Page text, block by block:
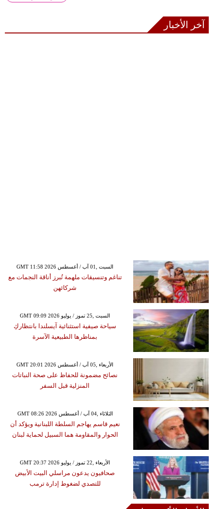
آخر الأخبار
GMT 11:58 2026 السبت ,01 آب / أغسطس
تناغم وتنسيقات ملهمة تُبرز أناقة النجمات مع
شركائهن
GMT 09:09 2026 السبت ,25 تموز / يوليو
سياحة صيفية استثنائية آيسلندا بانتظاركِ
بمناظرها الطبيعية الآسرة
GMT 20:01 2026 الأربعاء ,05 آب / أغسطس
نصائح مضمونة للحفاظ على صحة النباتات
المنزلية قبل السفر
GMT 08:26 2026 الثلاثاء ,04 آب / أغسطس
نعيم قاسم يهاجم السلطة اللبنانية ويؤكد أن
الحوار والمقاومة هما السبيل لحماية لبنان
GMT 20:37 2026 الأربعاء ,22 تموز / يوليو
صحافيون يدعون مراسلي البيت الأبيض
للتصدي لضغوط إدارة ترمب